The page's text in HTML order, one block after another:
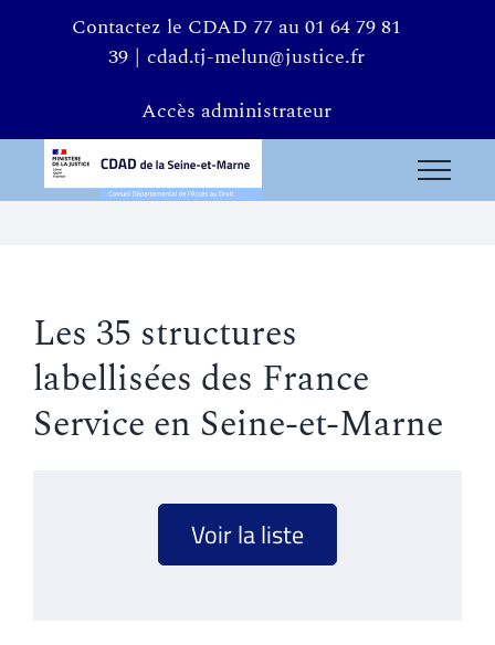
Contactez le CDAD 77 au 01 64 79 81
39 | cdad.tj-melun@justice.fr
Accès administrateur
Les 35 structures
labellisées des France
Service en Seine-et-Marne
Voir la liste